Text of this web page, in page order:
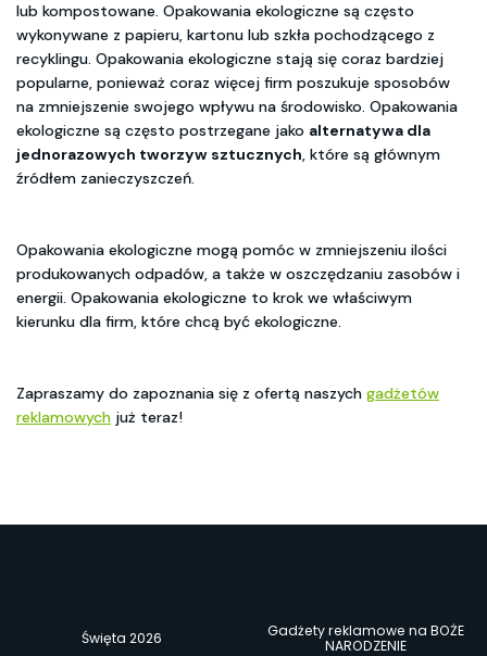
lub kompostowane. Opakowania ekologiczne są często
wykonywane z papieru, kartonu lub szkła pochodzącego z
recyklingu. Opakowania ekologiczne stają się coraz bardziej
popularne, ponieważ coraz więcej firm poszukuje sposobów
na zmniejszenie swojego wpływu na środowisko. Opakowania
ekologiczne są często postrzegane jako alternatywa dla
jednorazowych tworzyw sztucznych, które są głównym
źródłem zanieczyszczeń.
Opakowania ekologiczne mogą pomóc w zmniejszeniu ilości
produkowanych odpadów, a także w oszczędzaniu zasobów i
energii. Opakowania ekologiczne to krok we właściwym
kierunku dla firm, które chcą być ekologiczne.
Zapraszamy do zapoznania się z ofertą naszych gadżetów
reklamowych już teraz!
Święta 2026
Gadżety reklamowe na BOŻE
NARODZENIE